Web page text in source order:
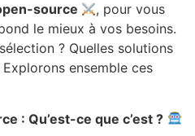
source
, pour vous
le mieux à vos besoins.
? Quelles solutions
ensemble ces
: Qu’est-ce que c’est ?